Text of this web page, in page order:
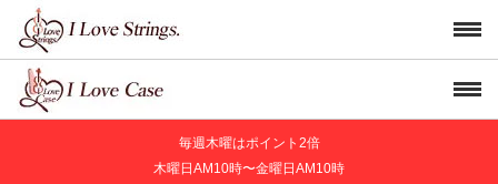
毎週木曜はポイント2倍
木曜日AM10時〜金曜日AM10時